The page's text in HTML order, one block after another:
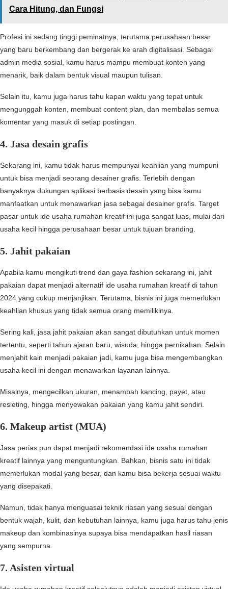
Cara Hitung, dan Fungsi
Profesi ini sedang tinggi peminatnya, terutama perusahaan besar
yang baru berkembang dan bergerak ke arah digitalisasi. Sebagai
admin media sosial, kamu harus mampu membuat konten yang
menarik, baik dalam bentuk visual maupun tulisan.
Selain itu, kamu juga harus tahu kapan waktu yang tepat untuk
mengunggah konten, membuat content plan, dan membalas semua
komentar yang masuk di setiap postingan.
4. Jasa desain grafis
Sekarang ini, kamu tidak harus mempunyai keahlian yang mumpuni
untuk bisa menjadi seorang desainer grafis. Terlebih dengan
banyaknya dukungan aplikasi berbasis desain yang bisa kamu
manfaatkan untuk menawarkan jasa sebagai desainer grafis. Target
pasar untuk ide usaha rumahan kreatif ini juga sangat luas, mulai dari
usaha kecil hingga perusahaan besar untuk tujuan branding.
5. Jahit pakaian
Apabila kamu mengikuti trend dan gaya fashion sekarang ini, jahit
pakaian dapat menjadi alternatif ide usaha rumahan kreatif di tahun
2024 yang cukup menjanjikan. Terutama, bisnis ini juga memerlukan
keahlian khusus yang tidak semua orang memilikinya.
Sering kali, jasa jahit pakaian akan sangat dibutuhkan untuk momen
tertentu, seperti tahun ajaran baru, wisuda, hingga pernikahan. Selain
menjahit kain menjadi pakaian jadi, kamu juga bisa mengembangkan
usaha kecil ini dengan menawarkan layanan lainnya.
Misalnya, mengecilkan ukuran, menambah kancing, payet, atau
resleting, hingga menyewakan pakaian yang kamu jahit sendiri.
6. Makeup artist (MUA)
Jasa perias pun dapat menjadi rekomendasi ide usaha rumahan
kreatif lainnya yang menguntungkan. Bahkan, bisnis satu ini tidak
memerlukan modal yang besar, dan kamu bisa bekerja sesuai waktu
yang disepakati.
Namun, tidak hanya menguasai teknik riasan yang sesuai dengan
bentuk wajah, kulit, dan kebutuhan lainnya, kamu juga harus tahu jenis
makeup dan kombinasinya supaya bisa mendapatkan hasil riasan
yang sempurna.
7. Asisten virtual